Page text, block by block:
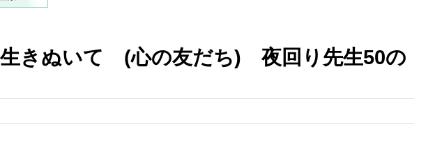
生きぬいて (心の友だち) 夜回り先生50の